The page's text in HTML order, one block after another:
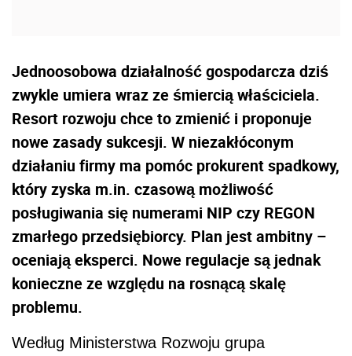
Jednoosobowa działalność gospodarcza dziś
zwykle umiera wraz ze śmiercią właściciela.
Resort rozwoju chce to zmienić i proponuje
nowe zasady sukcesji. W niezakłóconym
działaniu firmy ma pomóc prokurent spadkowy,
który zyska m.in. czasową możliwość
posługiwania się numerami NIP czy REGON
zmarłego przedsiębiorcy. Plan jest ambitny –
oceniają eksperci. Nowe regulacje są jednak
konieczne ze względu na rosnącą skalę
problemu.
Według Ministerstwa Rozwoju grupa